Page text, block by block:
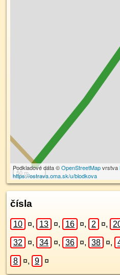
50 m
Podkladové dáta ©OpenStreetMapvrstva
https://ostrava.oma.sk/u/blodkova
čísla
10 ¤, 13 ¤, 16 ¤, 2 ¤,
32 ¤, 34 ¤, 36 ¤, 38 ¤,
8 ¤, 9 ¤